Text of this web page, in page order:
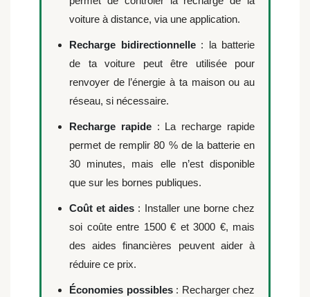
voiture à distance, via une application.
Recharge bidirectionnelle: la batterie
de ta voiture peut être utilisée pour
renvoyer de l’énergie à ta maison ou au
réseau, si nécessaire.
Recharge rapide: La recharge rapide
permet de remplir 80 % de la batterie en
30 minutes, mais elle n’est disponible
que sur les bornes publiques.
Coût et aides : Installer une borne chez
soi coûte entre 1500 € et 3000 €, mais
des aides financières peuvent aider à
réduire ce prix.
Économies possibles: Recharger chez